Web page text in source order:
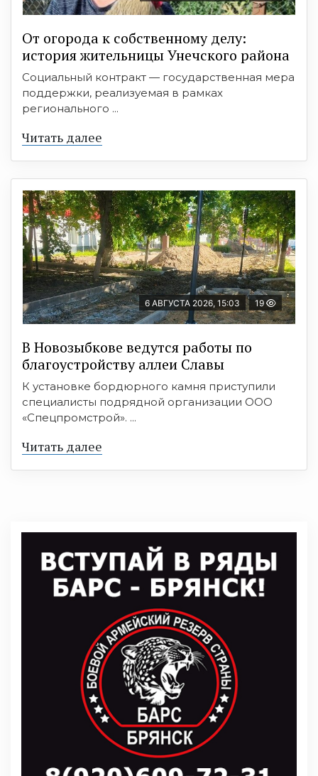
От огорода к собственному делу:
история жительницы Унечского района
Социальный контракт — государственная мера
поддержки, реализуемая в рамках
регионального ...
Читать далее
6 АВГУСТА 2026, 15:03 19
В Новозыбкове ведутся работы по
благоустройству аллеи Славы
К установке бордюрного камня приступили
специалисты подрядной организации ООО
«Спецпромстрой». ...
Читать далее